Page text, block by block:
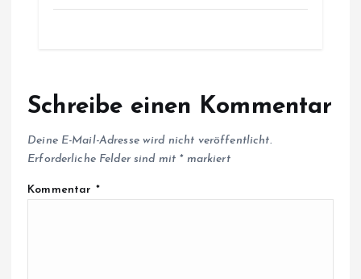
Schreibe einen Kommentar
Deine E-Mail-Adresse wird nicht veröffentlicht.
Erforderliche Felder sind mit *markiert
Kommentar *